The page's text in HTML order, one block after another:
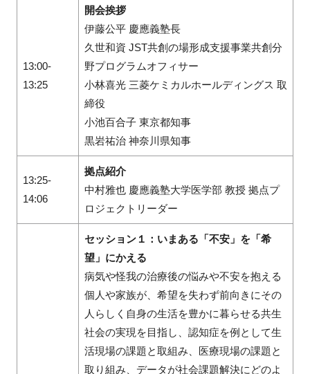
13:00-
13:25
開会挨拶
伊藤公平 慶應義塾長
久世和資 JST共創の場形成支援事業共創分
野プログラムオフィサー
小林喜光 三菱ケミカルホールディングス 取
締役
小池百合子 東京都知事
黒岩祐治 神奈川県知事
13:25‐
14:06
拠点紹介
中村雅也 慶應義塾大学医学部 教授 拠点プ
ロジェクトリーダー
セッション１：いまある「不安」を「希
望」にかえる
病気や怪我の治療後の悩みや不安を抱える
個人や家族が、希望を失わず前向きにその
人らしく自身の生活を豊かに暮らせる共生
社会の実現を目指し、認知症を例として生
活現場の課題と取組み、医療現場の課題と
取り組み、データが社会課題解決にどのよ